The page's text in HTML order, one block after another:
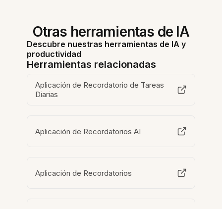
Otras herramientas de IA
Descubre nuestras herramientas de IA y
productividad
Herramientas relacionadas
Aplicación de Recordatorio de Tareas
Diarias
Aplicación de Recordatorios AI
Aplicación de Recordatorios